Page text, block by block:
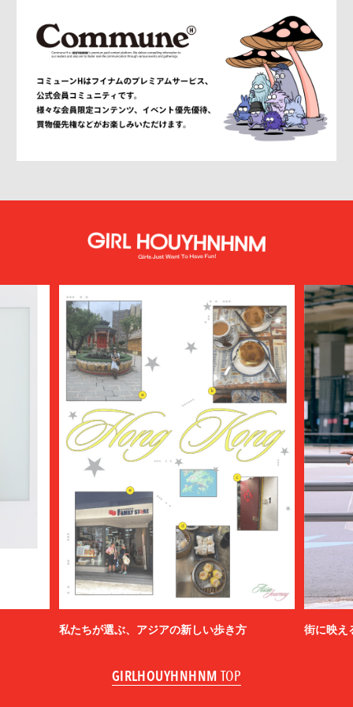
私たちが選ぶ、アジアの新しい歩き方 街に映え
GIRLHOUYHNHNM TOP